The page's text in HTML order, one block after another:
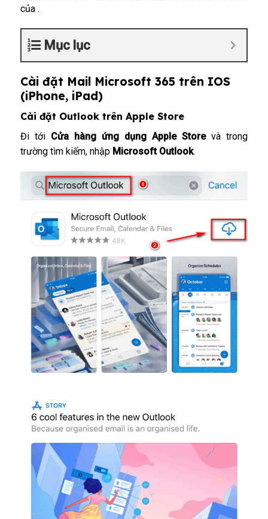
của .
Mục lục
Cài đặt Mail Microsoft 365 trên IOS
(iPhone, iPad)
Cài đặt Outlook trên Apple Store
Đi tới Cửa hàng ứng dụng Apple Storevà trong
trường tìm kiếm, nhập Microsoft Outlook.